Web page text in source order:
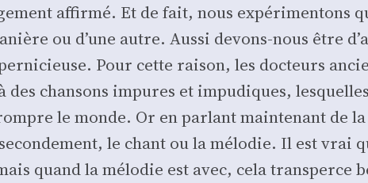
affir­mé. Et de fait, nous expé­ri­men­tons
ou d’une autre. Aus­si devons-nous être
Pour cette rai­son, les doc­teurs
chan­sons impures et impu­diques,
le monde. Or en par­lant main­te­nant de
le chant ou la mélo­die. Il est vrai
quand la mélo­die est avec, cela trans­perce